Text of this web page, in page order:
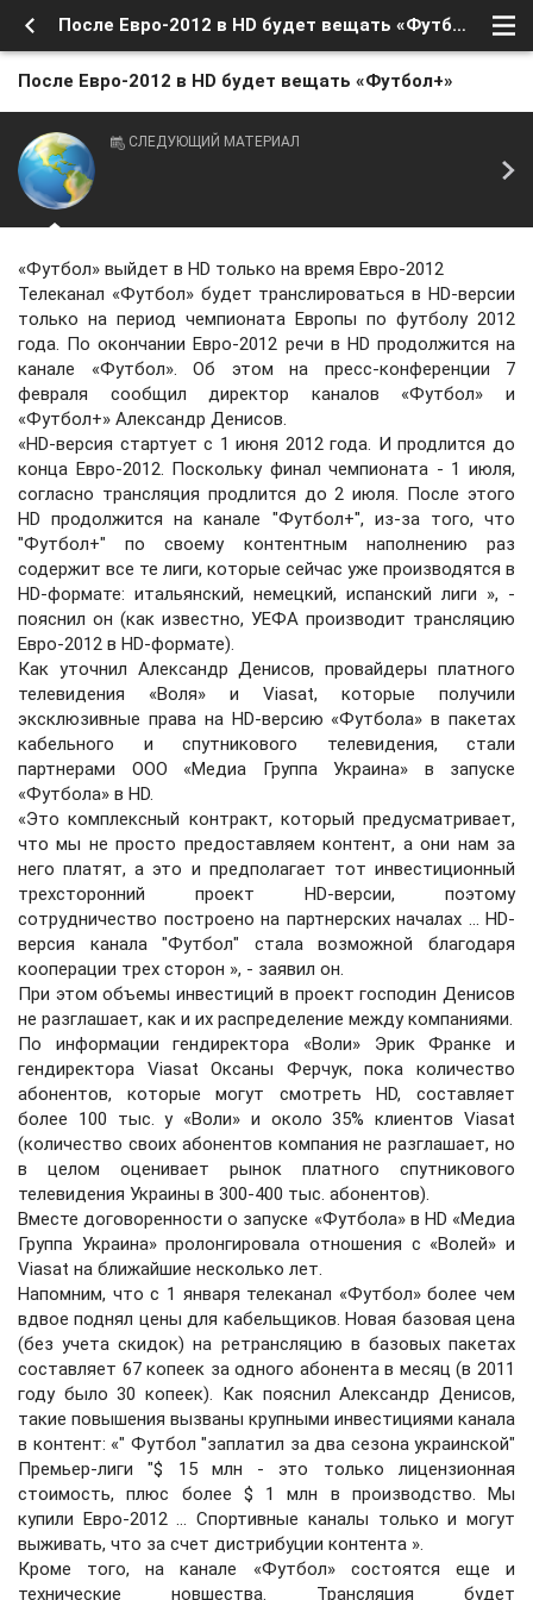
После Евро-2012 в HD будет вещать «Футбол+»
После Евро-2012 в HD будет вещать «Футбол+»
СЛЕДУЮЩИЙ МАТЕРИАЛ
«Футбол» выйдет в HD только на время Евро-2012
Телеканал «Футбол» будет транслироваться в HD-версии
только на период чемпионата Европы по футболу 2012
года. По окончании Евро-2012 речи в HD продолжится на
канале «Футбол». Об этом на пресс-конференции 7
февраля сообщил директор каналов «Футбол» и
«Футбол+» Александр Денисов.
«HD-версия стартует с 1 июня 2012 года. И продлится до
конца Евро-2012. Поскольку финал чемпионата - 1 июля,
согласно трансляция продлится до 2 июля. После этого
HD продолжится на канале "Футбол+", из-за того, что
"Футбол+" по своему контентным наполнению раз
содержит все те лиги, которые сейчас уже производятся в
HD-формате: итальянский, немецкий, испанский лиги », -
пояснил он (как известно, УЕФА производит трансляцию
Евро-2012 в HD-формате).
Как уточнил Александр Денисов, провайдеры платного
телевидения «Воля» и Viasat, которые получили
эксклюзивные права на HD-версию «Футбола» в пакетах
кабельного и спутникового телевидения, стали
партнерами ООО «Медиа Группа Украина» в запуске
«Футбола» в HD.
«Это комплексный контракт, который предусматривает,
что мы не просто предоставляем контент, а они нам за
него платят, а это и предполагает тот инвестиционный
трехсторонний проект HD-версии, поэтому
сотрудничество построено на партнерских началах ... HD-
версия канала "Футбол" стала возможной благодаря
кооперации трех сторон », - заявил он.
При этом объемы инвестиций в проект господин Денисов
не разглашает, как и их распределение между компаниями.
По информации гендиректора «Воли» Эрик Франке и
гендиректора Viasat Оксаны Ферчук, пока количество
абонентов, которые могут смотреть HD, составляет
более 100 тыс. у «Воли» и около 35% клиентов Viasat
(количество своих абонентов компания не разглашает, но
в целом оценивает рынок платного спутникового
телевидения Украины в 300-400 тыс. абонентов).
Вместе договоренности о запуске «Футбола» в HD «Медиа
Группа Украина» пролонгировала отношения с «Волей» и
Viasat на ближайшие несколько лет.
Напомним, что с 1 января телеканал «Футбол» более чем
вдвое поднял цены для кабельщиков. Новая базовая цена
(без учета скидок) на ретрансляцию в базовых пакетах
составляет 67 копеек за одного абонента в месяц (в 2011
году было 30 копеек). Как пояснил Александр Денисов,
такие повышения вызваны крупными инвестициями канала
в контент: «" Футбол "заплатил за два сезона украинской"
Премьер-лиги "$ 15 млн - это только лицензионная
стоимость, плюс более $ 1 млн в производство. Мы
купили Евро-2012 ... Спортивные каналы только и могут
выживать, что за счет дистрибуции контента ».
Кроме того, на канале «Футбол» состоятся еще и
технические новшества. Трансляция будет